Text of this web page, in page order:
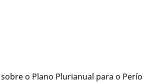
o Plano Plurianual para o